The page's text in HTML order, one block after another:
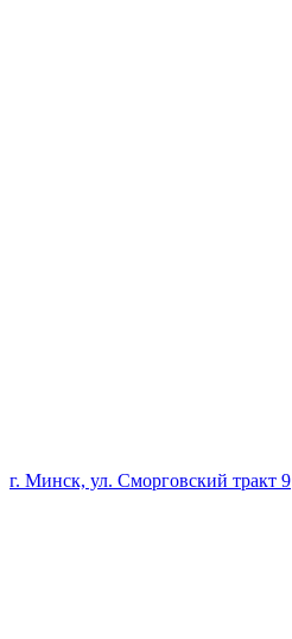
г. Минск, ул. Сморговский тракт 9